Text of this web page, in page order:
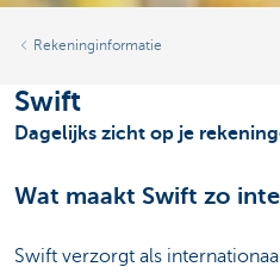
Rekeninginformatie
Swift
Dagelijks zicht op je
Wat maakt Swift zo
Swift verzorgt als